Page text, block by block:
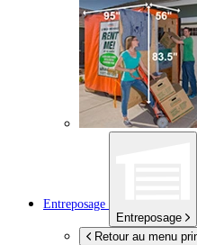
Entreposage
Entreposage
Retour au menu